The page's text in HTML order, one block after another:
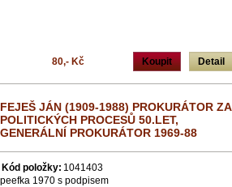
Koupit Detail
80,- Kč
FEJEŠ JÁN (1909-1988) PROKURÁTOR ZA
POLITICKÝCH PROCESŮ 50.LET,
GENERÁLNÍ PROKURÁTOR 1969-88
Kód položky: 1041403
peefka 1970 s podpisem